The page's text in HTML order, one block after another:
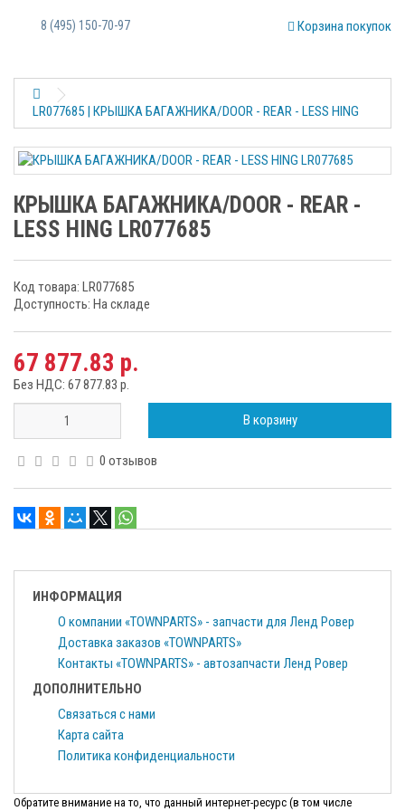
8 (495) 150-70-97 Корзина покупок
LR077685 | КРЫШКА БАГАЖНИКА/DOOR - REAR - LESS HING
КРЫШКА БАГАЖНИКА/DOOR - REAR -
LESS HING LR077685
Код товара: LR077685
Доступность: На складе
67 877.83 р.
Без НДС: 67 877.83 р.
В корзину
0 отзывов
ИНФОРМАЦИЯ
О компании «TOWNPARTS» - запчасти для Ленд Ровер
Доставка заказов «TOWNPARTS»
Контакты «TOWNPARTS» - автозапчасти Ленд Ровер
ДОПОЛНИТЕЛЬНО
Связаться с нами
Карта сайта
Политика конфиденциальности
Обратите внимание на то, что данный интернет-ресурс (в том числе